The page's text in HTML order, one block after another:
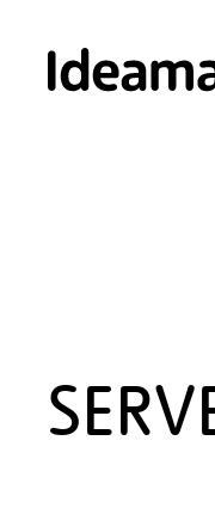
solucions a mida per a
cada projecte.